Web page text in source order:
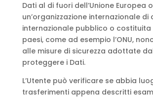
Dati al di fuori dell’Unione Europea
un’organizzazione internazionale di
internazionale pubblico o costituita
paesi, come ad esempio l’ONU,
alle misure di sicurezza adottate
proteggere i Dati.
L’Utente può verificare se abbia
trasferimenti appena descritti